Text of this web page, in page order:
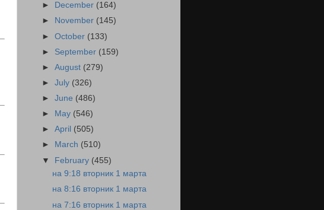
►
December (164)
►
November (145)
►October (133)
► September (159)
►August (279)
►July (326)
►June (486)
►
May (546)
►April (505)
►
March (510)
▼ February (455)
на 9:18 вторник 1 марта
на 8:16 вторник 1 марта
на 7:16 вторник 1 марта